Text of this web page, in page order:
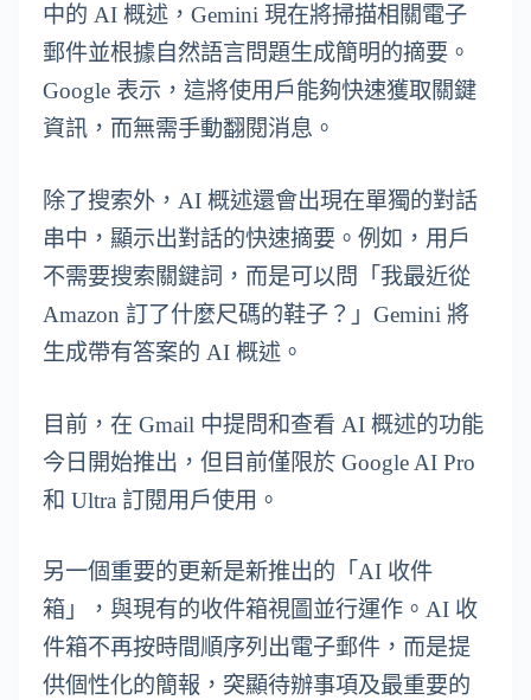
中的 AI 概述，Gemini 現在將掃描相關電子
郵件並根據自然語言問題生成簡明的摘要。
Google 表示，這將使用戶能夠快速獲取關鍵
資訊，而無需手動翻閱消息。
除了搜索外，AI 概述還會出現在單獨的對話
串中，顯示出對話的快速摘要。例如，用戶
不需要搜索關鍵詞，而是可以問「我最近從
Amazon 訂了什麼尺碼的鞋子？」Gemini 將
生成帶有答案的 AI 概述。
目前，在 Gmail 中提問和查看 AI 概述的功能
今日開始推出，但目前僅限於 Google AI Pro
和 Ultra 訂閱用戶使用。
另一個重要的更新是新推出的「AI 收件
箱」，與現有的收件箱視圖並行運作。AI 收
件箱不再按時間順序列出電子郵件，而是提
供個性化的簡報，突顯待辦事項及最重要的